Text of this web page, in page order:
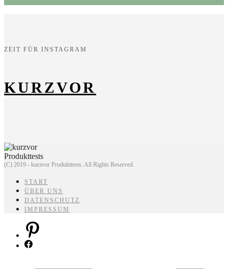
ZEIT FÜR INSTAGRAM
KURZVOR
(C) 2019 - kurzvor Produkttests. All Rights Reserved.
START
ÜBER UNS
DATENSCHUTZ
IMPRESSUM